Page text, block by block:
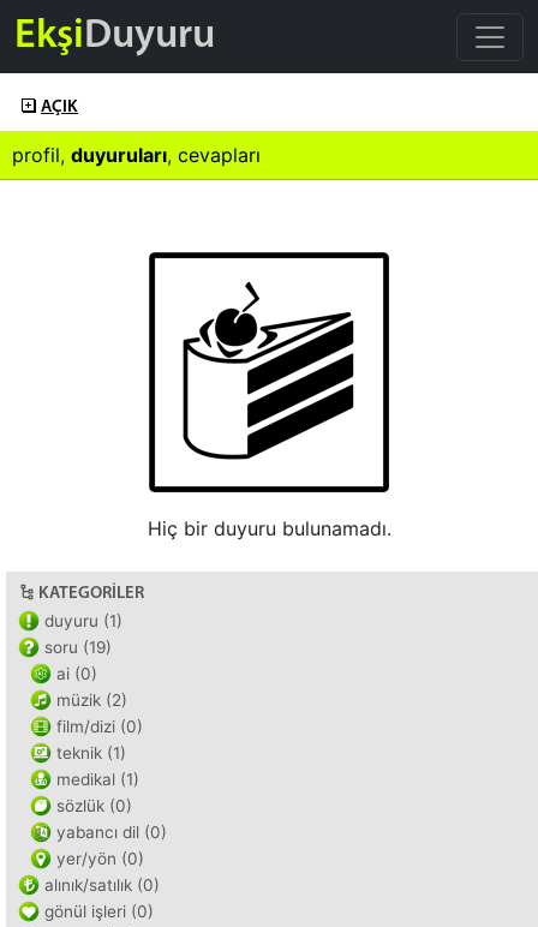
EkşiDuyuru
AÇIK
profil, duyuruları, cevapları
Hiç bir duyuru bulunamadı.
KATEGORILER
duyuru (1)
soru (19)
ai (0)
müzik (2)
film/dizi (0)
teknik (1)
medikal (1)
sözlük (0)
yabancı dil (0)
yer/yön (0)
alınık/satılık (0)
gönül işleri (0)